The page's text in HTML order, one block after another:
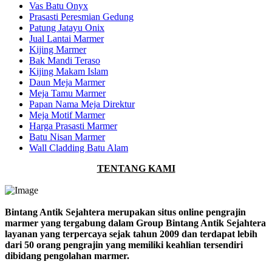
Vas Batu Onyx
Prasasti Peresmian Gedung
Patung Jatayu Onix
Jual Lantai Marmer
Kijing Marmer
Bak Mandi Teraso
Kijing Makam Islam
Daun Meja Marmer
Meja Tamu Marmer
Papan Nama Meja Direktur
Meja Motif Marmer
Harga Prasasti Marmer
Batu Nisan Marmer
Wall Cladding Batu Alam
TENTANG KAMI
Bintang Antik Sejahtera merupakan situs online pengrajin
marmer yang tergabung dalam Group Bintang Antik Sejahtera
layanan yang terpercaya sejak tahun 2009 dan terdapat lebih
dari 50 orang pengrajin yang memiliki keahlian tersendiri
dibidang pengolahan marmer.